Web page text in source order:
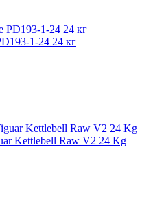
1-24 24 кг
Kettlebell Raw V2 24 Kg